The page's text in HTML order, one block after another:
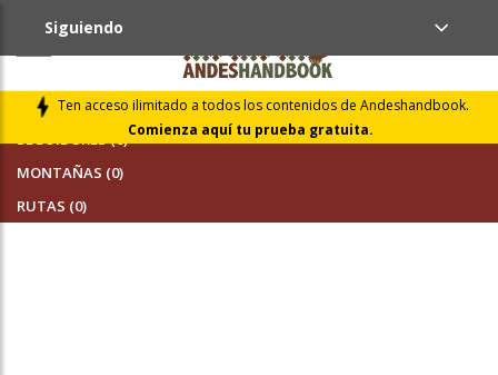
Ten acceso ilimitado a todos los contenidos de Andeshandbook.
Comienza aquí tu prueba gratuita.
Siguiendo
SEGUIDORES (0)
MONTAÑAS (0)
RUTAS (0)